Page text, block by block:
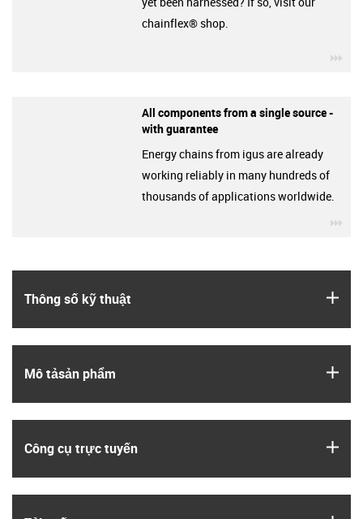
Thông số kỹ thuật
Mô tả­sản phẩm
Công cụ trực tuyến
chainflex® shop.
All components from a single source -
with guarantee
Energy chains from igus are already
working reliably in many hundreds of
thousands of applications worldwide.